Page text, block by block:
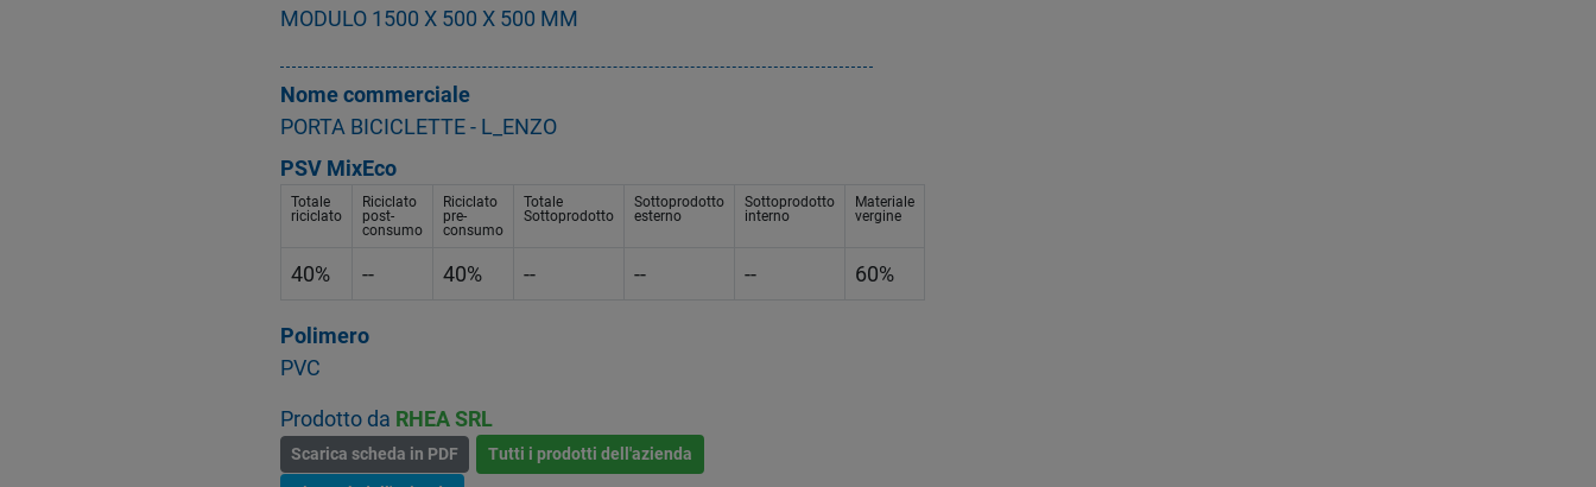
MODULO 1500 X 500 X 500 MM
Nome commerciale
PORTA BICICLETTE - L_ENZO
PSV MixEco
Totale
riciclato
Riciclato
post-
consumo
Riciclato
pre-
consumo
Totale
Sottoprodotto
Sottoprodotto
esterno
Sottoprodotto
interno
Materiale
vergine
40% -- 40% -- -- -- 60%
Polimero
PVC
Prodotto da RHEA SRL
Scarica scheda in PDF Tutti i prodotti dell'azienda